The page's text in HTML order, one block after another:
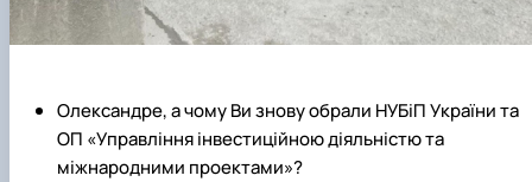
Олександре, а чому Ви знову обрали НУБіП України та
ОП «Управління інвестиційною діяльністю та
міжнародними проектами»?